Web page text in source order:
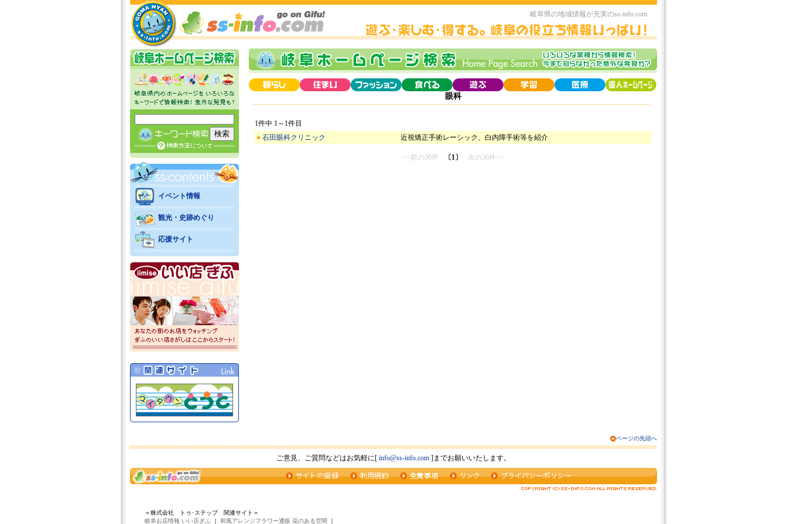
岐阜県の地域情報が充実のss-info.com
イベント情報
観光・史跡めぐり
応援サイト
眼科
1件中 1～1件目
● 石田眼科クリニック 近視矯正手術レーシック、白内障手術等を紹介
<<前の30件 〔1〕 次の30件>>
ページの先頭へ
ご意見、ご質問などはお気軽に[ info@ss-info.com ]までお願いいたします。
＝株式会社 トゥ･ステップ 関連サイト＝
岐阜お店情報 いい店ぎふ ｜ 和風アレンジフラワー通販 花のある空間 ｜